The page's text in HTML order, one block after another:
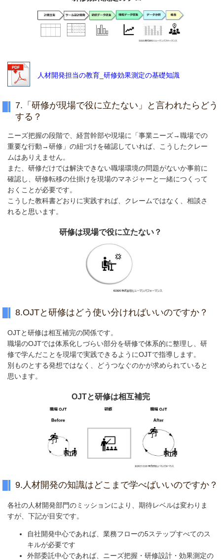
人材開発担当の教育_研修効果測定の基礎知識
7.「研修が現場で役に立たない」と言われたらどう
する？
ニーズ把握の段階で、経営幹部や現場に「事業ニーズ→職場での
重要な行動→研修」の紐づけを確認していれば、こうしたクレー
ムはありえません。
また、研修だけでは解決できない職場環境の問題がないか事前に
確認し、研修転移の仕掛けを現場のマネジャーと一緒につくって
おくことが必要です。
こうした教科書どおりに実践すれば、クレームではなく、相談さ
れると思います。
研修は現場で役に立たない？
8.OJTと研修はどう使い分ければいいのですか？
OJTと研修は相互補完の関係です。
職場のOJTでは体系化しづらい部分を研修で体系的に整理し、研
修で学んだことを現場で実践できるようにOJTで指導します。
別ものとする発想ではなく、どうつなぐのかが求められていると
思います。
OJTと研修は相互補完
9.人材開発の知識はどこまで学べばいいのですか？
各社の人材開発部門のミッションにより、期待レベルは変わりま
すが、下記が目安です。
自社開発中心であれば、業務フローの5ステップすべてのス
キルが必要です
外部委託中心であれば、ニーズ把握・研修設計・効果測定の